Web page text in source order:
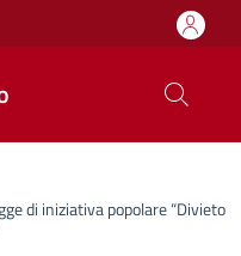
di iniziativa popolare “Divieto